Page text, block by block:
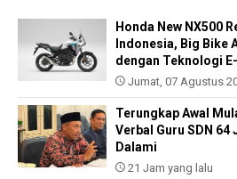
Honda New NX500
Indonesia, Big Bike
dengan Teknologi
Jumat, 07 Agustus
Terungkap Awal
Verbal Guru SDN
Dalami
21 Jam yang lalu